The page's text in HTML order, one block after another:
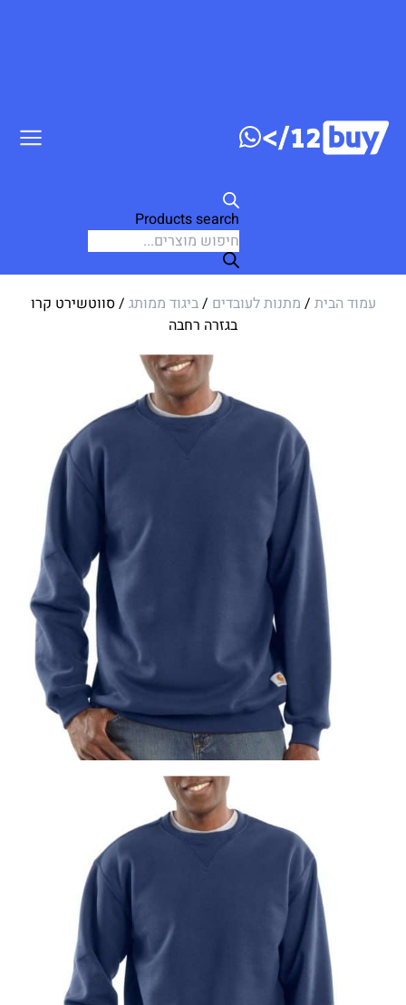
Products search
עמוד הבית/מתנות לעובדים/ ביגוד ממותג/ סווטשירט קרו
בגזרה רחבה